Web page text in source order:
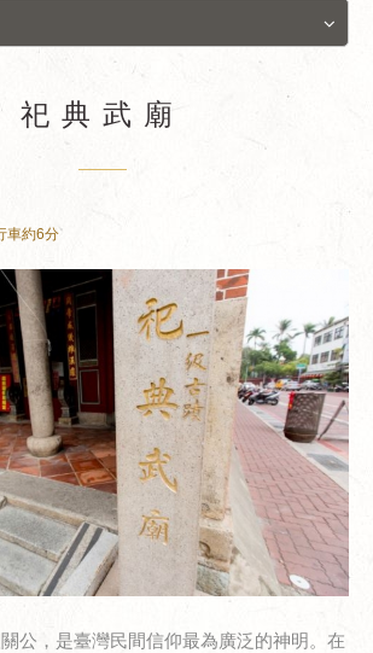
祀典武廟
車約6分
公，是臺灣民間信仰最為廣泛的神明。在